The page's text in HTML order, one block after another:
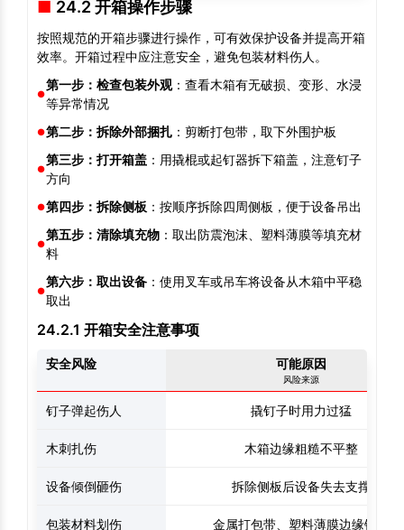
24.2 开箱操作步骤
按照规范的开箱步骤进行操作，可有效保护设备并提高开箱
效率。开箱过程中应注意安全，避免包装材料伤人。
第一步：检查包装外观：查看木箱有无破损、变形、水浸
等异常情况
第二步：拆除外部捆扎 ：剪断打包带，取下外围护板
第三步：打开箱盖 ：用撬棍或起钉器拆下箱盖，注意钉子
方向
第四步：拆除侧板 ：按顺序拆除四周侧板，便于设备吊出
第五步：清除填充物 ：取出防震泡沫、塑料薄膜等填充材
料
第六步：取出设备 ：使用叉车或吊车将设备从木箱中平稳
取出
24.2.1 开箱安全注意事项
安全风险 可能原因
风险来源
钉子弹起伤人 撬钉子时用力过猛
木刺扎伤 木箱边缘粗糙不平整
设备倾倒砸伤 拆除侧板后设备失去支撑
包装材料划伤 金属打包带、塑料薄膜边缘锋利